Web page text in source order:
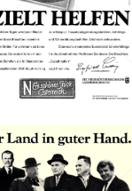
Land NÖ - NÖ
Landesregierung
1982
Bild-ID: 47784